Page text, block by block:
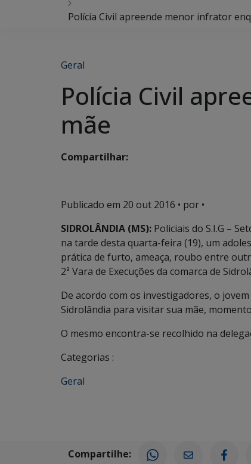
Polícia Civil apreende menor infrator
Geral
Polícia Civil
mãe
Compartilhar:
Publicado em 20 out 2016 • por •
SIDROLÂNDIA (MS): Policiais do S.I.G –
na tarde desta quarta-feira (19), um
prática de furto, ameaça, roubo entre
2ª Vara de Execuções da comarca de
De acordo com os investigadores, o
Sidrolândia para visitar sua mãe,
O mesmo encontra-se recolhido na
Categorias :
Geral
Compartilhe: